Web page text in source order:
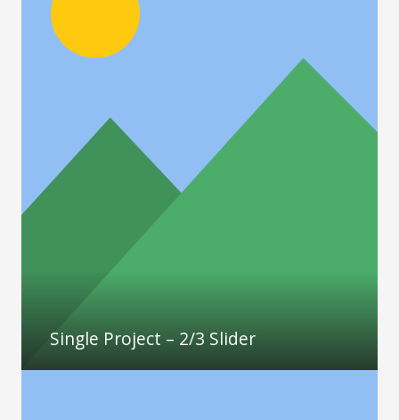
Single Project – 2/3 Slider